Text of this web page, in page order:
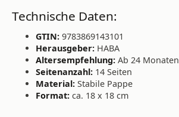
Technische Daten:
GTIN: 9783869143101
Herausgeber: HABA
Altersempfehlung: Ab 24 Monaten
Seitenanzahl: 14 Seiten
Material: Stabile Pappe
Format: ca. 18 x 18 cm